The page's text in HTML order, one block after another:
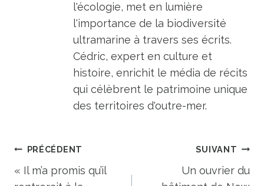
l'écologie, met en lumière
l'importance de la biodiversité
ultramarine à travers ses écrits.
Cédric, expert en culture et
histoire, enrichit le média de récits
qui célèbrent le patrimoine unique
des territoires d'outre-mer.
Navigation
de
PRÉCÉDENT
« Il m’a promis qu’il
SUIVANT
Un ouvrier du